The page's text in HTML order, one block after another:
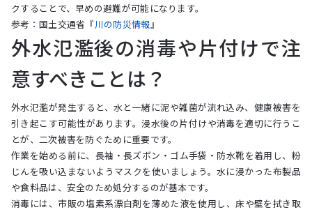
クすることで、早めの避難が可能になります。
参考：国土交通省『川の防災情報』
外水氾濫後の消毒や片付けで注
意すべきことは？
外水氾濫が発生すると、水と一緒に泥や雑菌が流れ込み、健康被害を
引き起こす可能性があります。浸水後の片付けや消毒を適切に行うこ
とが、二次被害を防ぐために重要です。
作業を始める前に、長袖・長ズボン・ゴム手袋・防水靴を着用し、粉
じんを吸い込まないようマスクを使いましょう。水に浸かった布製品
や食料品は、安全のため処分するのが基本です。
消毒には、市販の塩素系漂白剤を薄めた液を使用し、床や壁を拭き取